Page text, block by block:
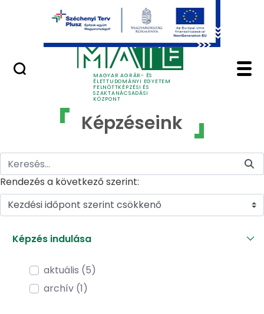
Ugrás a fő tartalomhoz
MAGYAR AGRÁR- ÉS
ÉLETTUDOMÁNYI EGYETEM
FELNŐTTKÉPZÉSI ÉS
SZAKTANÁCSADÁSI
KÖZPONT
Képzéseink - MATE
Képzéseink
Rendezés a következő szerint:
Kezdési időpont szerint csökkenő
Képzés indulása
aktuális (5)
archív (1)